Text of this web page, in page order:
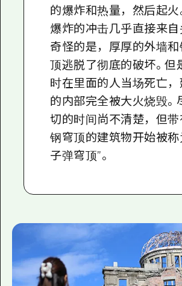
的爆炸和热量，然后起火
爆炸的冲击几乎直接来自
奇怪的是，厚厚的外墙和
顶逃脱了彻底的破坏。但
时在里面的人当场死亡，
的内部完全被大火烧毁。
切的时间尚不清楚，但
钢穹顶的建筑物开始被称
子弹穹顶”。